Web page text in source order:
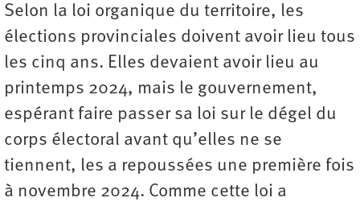
Selon la loi organique du territoire, les
élections provinciales doivent avoir lieu tous
les cinq ans. Elles devaient avoir lieu au
printemps 2024, mais le gouvernement,
espérant faire passer sa loi sur le dégel du
corps électoral avant qu’elles ne se
tiennent, les a repoussées une première fois
à novembre 2024. Comme cette loi a